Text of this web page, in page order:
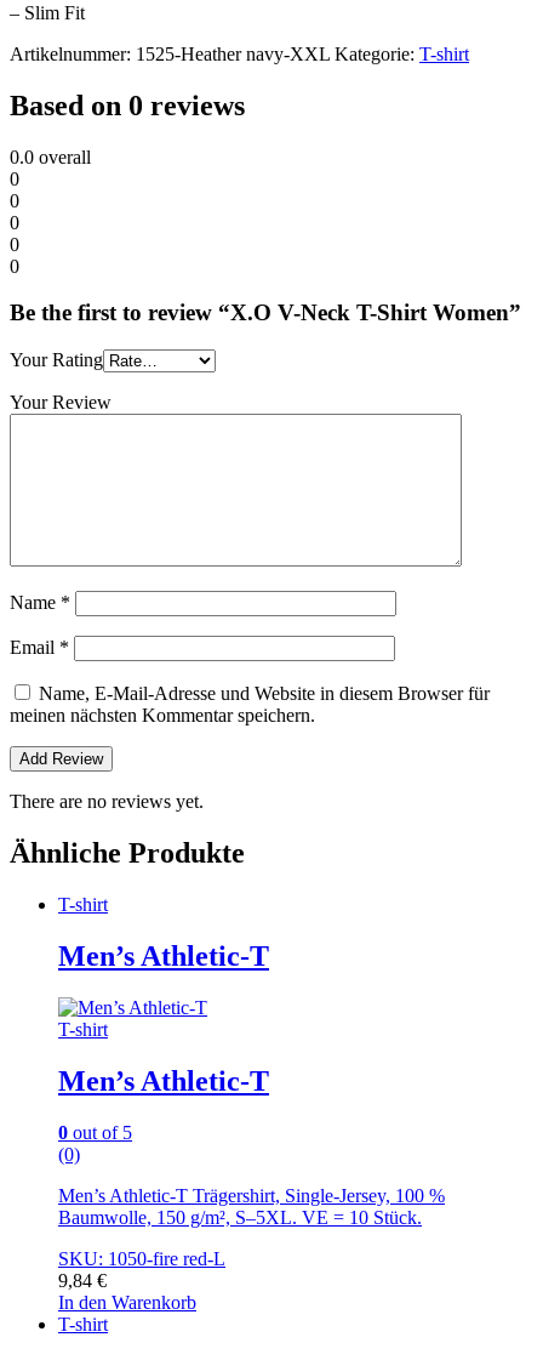
– Slim Fit
Artikelnummer: 1525-Heather navy-XXL Kategorie: T-shirt
Based on 0 reviews
0.0 overall
0
0
0
0
0
Be the first to review “X.O V-Neck T-Shirt Women”
Your Rating
Your Review
Name *
Email *
Name, E-Mail-Adresse und Website in diesem Browser für
meinen nächsten Kommentar speichern.
There are no reviews yet.
Ähnliche Produkte
T-shirt
Men’s Athletic-T
T-shirt
Men’s Athletic-T
0 out of 5
(0)
Men’s Athletic-T Trägershirt, Single-Jersey, 100 %
Baumwolle, 150 g/m², S–5XL. VE = 10 Stück.
SKU: 1050-fire red-L
9,84 €
In den Warenkorb
T-shirt